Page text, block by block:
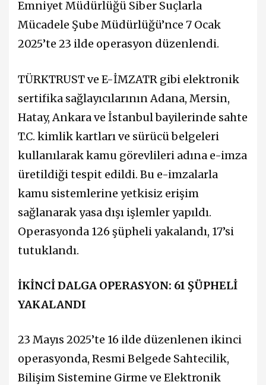
Emniyet Müdürlüğü Siber Suçlarla
Mücadele Şube Müdürlüğü’nce 7 Ocak
2025’te 23 ilde operasyon düzenlendi.
TÜRKTRUST ve E-İMZATR gibi elektronik
sertifika sağlayıcılarının Adana, Mersin,
Hatay, Ankara ve İstanbul bayilerinde sahte
T.C. kimlik kartları ve sürücü belgeleri
kullanılarak kamu görevlileri adına e-imza
üretildiği tespit edildi. Bu e-imzalarla
kamu sistemlerine yetkisiz erişim
sağlanarak yasa dışı işlemler yapıldı.
Operasyonda 126 şüpheli yakalandı, 17’si
tutuklandı.
İKİNCİ DALGA OPERASYON: 61 ŞÜPHELİ
YAKALANDI
23 Mayıs 2025’te 16 ilde düzenlenen ikinci
operasyonda, Resmi Belgede Sahtecilik,
Bilişim Sistemine Girme ve Elektronik